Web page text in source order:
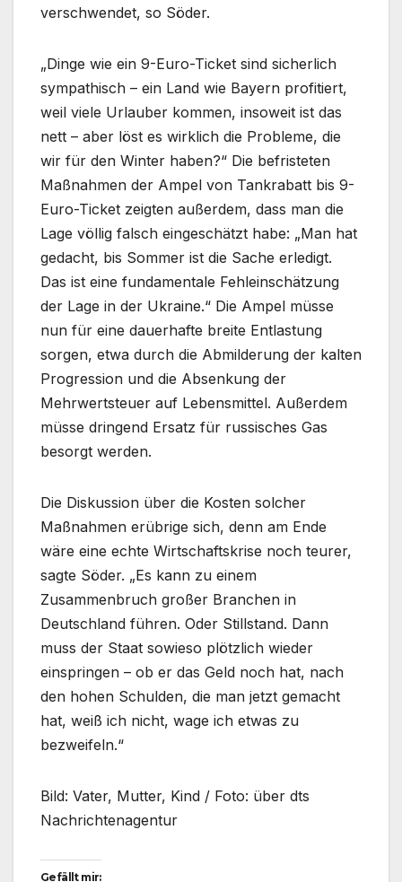
verschwendet, so Söder.
„Dinge wie ein 9-Euro-Ticket sind sicherlich
sympathisch – ein Land wie Bayern profitiert,
weil viele Urlauber kommen, insoweit ist das
nett – aber löst es wirklich die Probleme, die
wir für den Winter haben?“ Die befristeten
Maßnahmen der Ampel von Tankrabatt bis 9-
Euro-Ticket zeigten außerdem, dass man die
Lage völlig falsch eingeschätzt habe: „Man hat
gedacht, bis Sommer ist die Sache erledigt.
Das ist eine fundamentale Fehleinschätzung
der Lage in der Ukraine.“ Die Ampel müsse
nun für eine dauerhafte breite Entlastung
sorgen, etwa durch die Abmilderung der kalten
Progression und die Absenkung der
Mehrwertsteuer auf Lebensmittel. Außerdem
müsse dringend Ersatz für russisches Gas
besorgt werden.
Die Diskussion über die Kosten solcher
Maßnahmen erübrige sich, denn am Ende
wäre eine echte Wirtschaftskrise noch teurer,
sagte Söder. „Es kann zu einem
Zusammenbruch großer Branchen in
Deutschland führen. Oder Stillstand. Dann
muss der Staat sowieso plötzlich wieder
einspringen – ob er das Geld noch hat, nach
den hohen Schulden, die man jetzt gemacht
hat, weiß ich nicht, wage ich etwas zu
bezweifeln.“
Bild: Vater, Mutter, Kind / Foto: über dts
Nachrichtenagentur
Gefällt mir: